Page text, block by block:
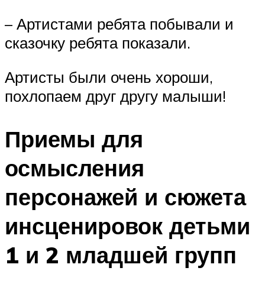
– Артистами ребята побывали и
сказочку ребята показали.
Артисты были очень хороши,
похлопаем друг другу малыши!
Приемы для
осмысления
персонажей и сюжета
инсценировок детьми
1 и 2 младшей групп